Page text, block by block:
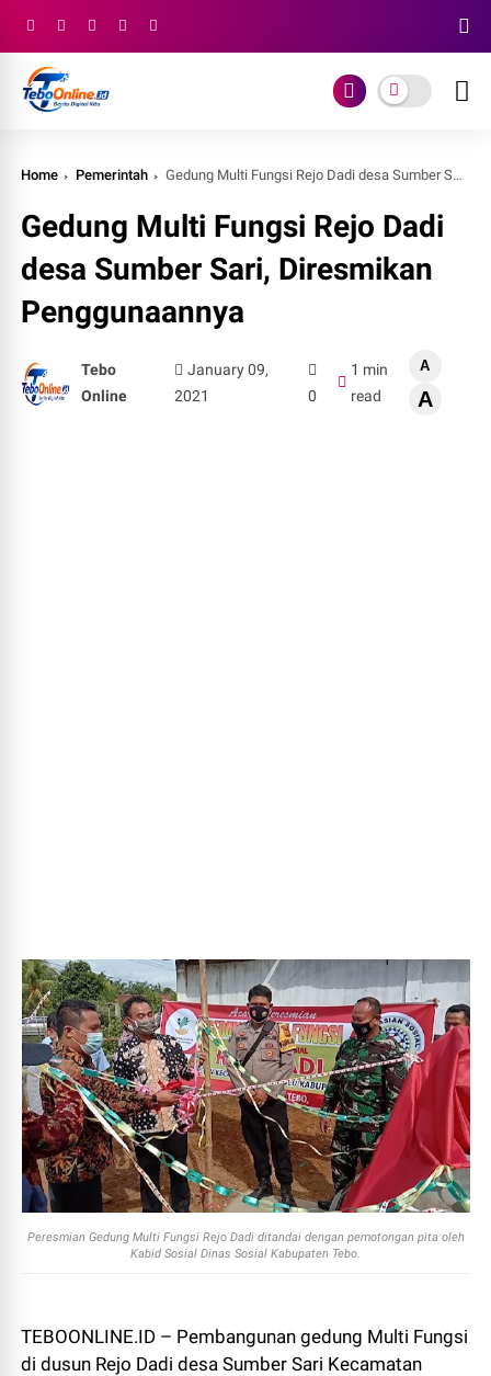
Home Pemerintah Gedung Multi Fungsi Rejo Dadi desa Sumber Sari, Diresmikan Penggunaannya
Gedung Multi Fungsi Rejo Dadi
desa Sumber Sari, Diresmikan
Penggunaannya
Tebo
Online
January 09,
2021
0
1 min
read
A
A
Peresmian Gedung Multi Fungsi Rejo Dadi ditandai dengan pemotongan pita oleh
Kabid Sosial Dinas Sosial Kabupaten Tebo.
TEBOONLINE.ID – Pembangunan gedung Multi Fungsi
di dusun Rejo Dadi desa Sumber Sari Kecamatan